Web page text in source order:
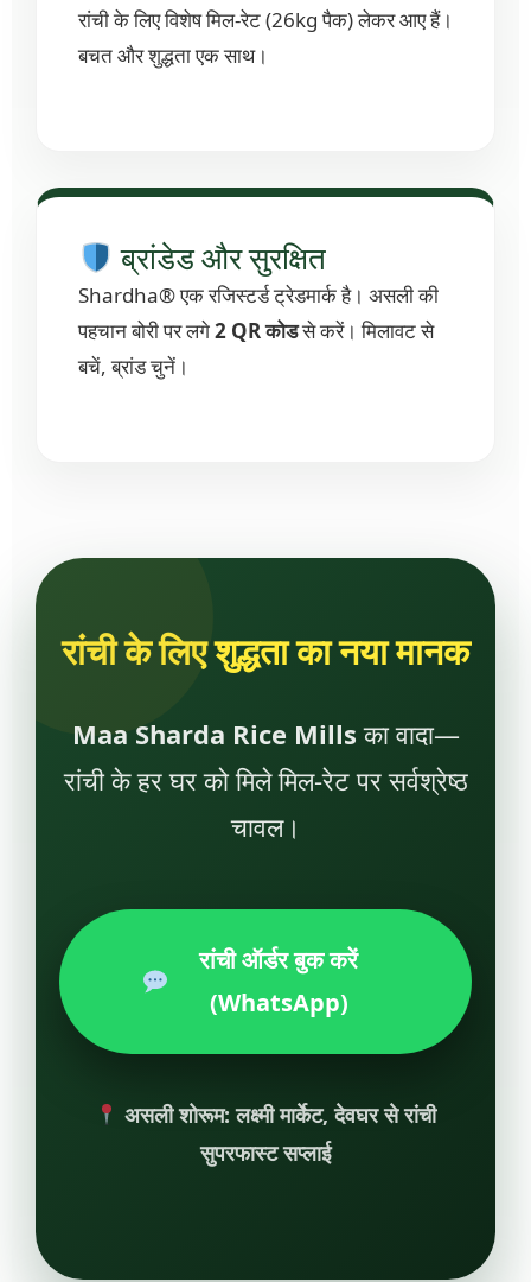
रांची के लिए विशेष मिल-रेट (26kg पैक) लेकर आए हैं।
बचत और शुद्धता एक साथ।
ब्रांडेड और सुरक्षित
Shardha® एक रजिस्टर्ड ट्रेडमार्क है। असली की
पहचान बोरी पर लगे2 QR कोडसे करें। मिलावट से
बचें, ब्रांड चुनें।
रांची के लिए शुद्धता का नया मानक
Maa Sharda Rice Mills का वादा—
रांची के हर घर को मिले मिल-रेट पर सर्वश्रेष्ठ
चावल।
रांची ऑर्डर बुक करें
(WhatsApp)
असली शोरूम: लक्ष्मी मार्केट, देवघर से रांची
सुपरफास्ट सप्लाई